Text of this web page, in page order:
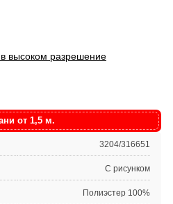
высоком разрешение
от 1,5 м.
3204/316651
С рисунком
Полиэстер 100%